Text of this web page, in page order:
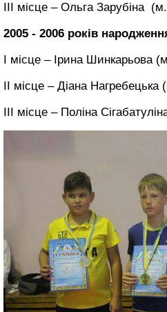
ІІІ місце – Ольга Зарубіна
2005 - 2006 років
І місце – Ірина Шинкарьова
ІІ місце – Діана
ІІІ місце – Поліна